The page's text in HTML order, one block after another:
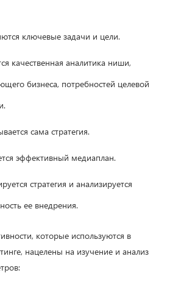
ключевые задачи и цели.
качественная аналитика ниши,
бизнеса, потребностей целевой
сама стратегия.
эффективный медиаплан.
стратегия и анализируется
ее внедрения.
которые используются в
нацелены на изучение и анализ